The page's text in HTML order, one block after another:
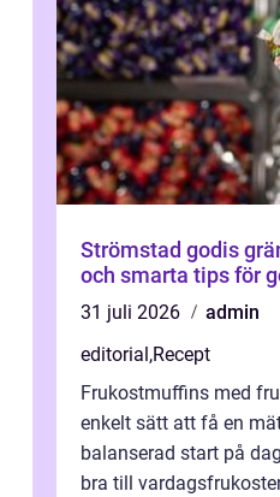
Strömstad godis gränshandel, tradition
och smarta tips för
31 juli 2026
admin
editorial,Recept
Frukostmuffins med
enkelt sätt att få en
balanserad start på
bra till